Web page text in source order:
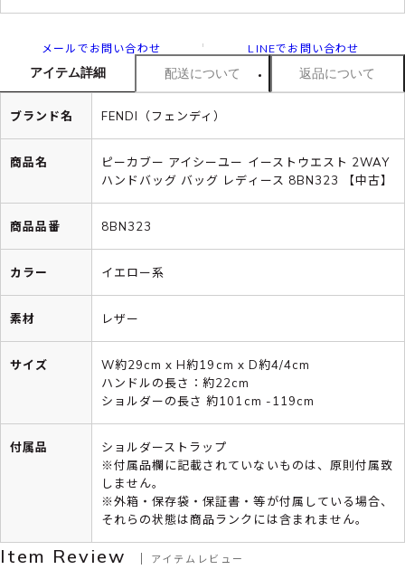
メールでお問い合わせ LINEでお問い合わせ
アイテム詳細 配送について 返品について
ブランド名 FENDI（フェンディ）
商品名
ピーカブー アイシーユー イーストウエスト 2WAY
ハンドバッグ バッグ レディース 8BN323 【中古】
商品品番 8BN323
カラー イエロー系
素材 レザー
サイズ
W約29cm x H約19cm x D約4/4cm
ハンドルの長さ：約22cm
ショルダーの長さ 約101cm -119cm
付属品
ショルダーストラップ
※付属品欄に記載されていないものは、原則付属致
しません。
※外箱・保存袋・保証書・等が付属している場合、
それらの状態は商品ランクには含まれません。
Item Review アイテムレビュー